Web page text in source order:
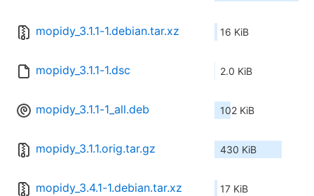
mopidy_3.1.1-1.debian.tar.xz 16 KiB
mopidy_3.1.1-1.dsc 2.0 KiB
mopidy_3.1.1-1_all.deb 102 KiB
mopidy_3.1.1.orig.tar.gz 430 KiB
mopidy_3.4.1-1.debian.tar.xz 17 KiB